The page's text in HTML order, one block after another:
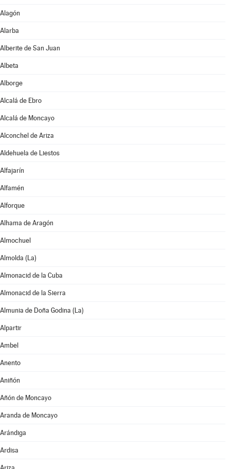
Alagón
Alarba
Alberite de San Juan
Albeta
Alborge
Alcalá de Ebro
Alcalá de Moncayo
Alconchel de Ariza
Aldehuela de Liestos
Alfajarín
Alfamén
Alforque
Alhama de Aragón
Almochuel
Almolda (La)
Almonacid de la Cuba
Almonacid de la Sierra
Almunia de Doña Godina (La)
Alpartir
Ambel
Anento
Aniñón
Añón de Moncayo
Aranda de Moncayo
Arándiga
Ardisa